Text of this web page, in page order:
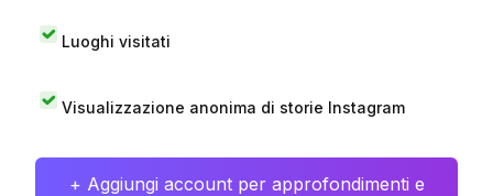
Luoghi visitati
Visualizzazione anonima di storie Instagram
+ Aggiungi account per approfondimenti e